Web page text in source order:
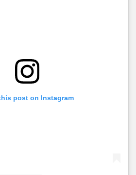
post on Instagram